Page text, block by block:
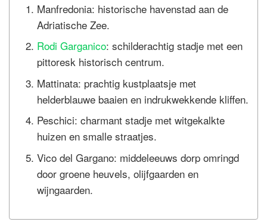
Manfredonia: historische havenstad aan de
Adriatische Zee.
Rodi Garganico: schilderachtig stadje met een
pittoresk historisch centrum.
Mattinata: prachtig kustplaatsje met
helderblauwe baaien en indrukwekkende kliffen.
Peschici: charmant stadje met witgekalkte
huizen en smalle straatjes.
Vico del Gargano: middeleeuws dorp omringd
door groene heuvels, olijfgaarden en
wijngaarden.